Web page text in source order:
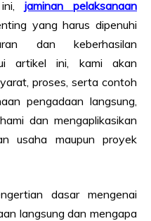
jaminan pelaksanaan
yang harus dipenuhi
dan keberhasilan
artikel ini, kami akan
proses, serta contoh
pengadaan langsung,
dan mengaplikasikan
usaha maupun proyek
dasar mengenai
langsung dan mengapa